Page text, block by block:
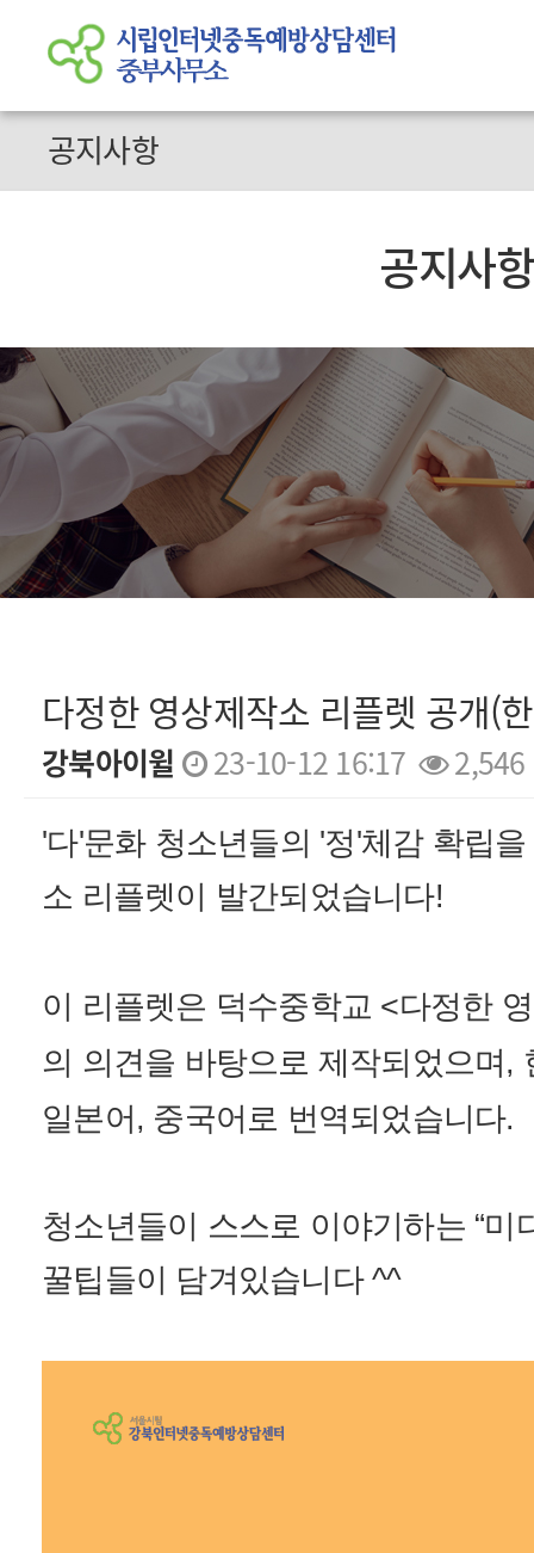
공지사항
공지사
다정한 영상제작소 리플렛 공개(
강북아이윌 23-10-12 16:17 2,546
본문
'다'문화 청소년들의 '정'체감 확립
소 리플렛이 발간되었습니다!
이 리플렛은 덕수중학교 <다정한
의 의견을 바탕으로 제작되었으며,
일본어, 중국어로 번역되었습니다.
청소년들이 스스로 이야기하는 “미
꿀팁들이 담겨있습니다 ^^